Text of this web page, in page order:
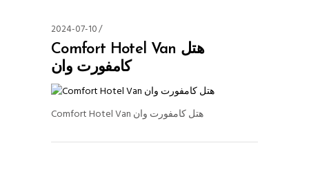
2024-07-10
Comfort Hotel Van هتل
کامفورت وان
Comfort Hotel Van هتل کامفورت وان